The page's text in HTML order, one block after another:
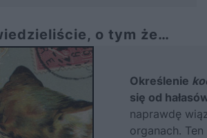
o tym że…
Określenie
się od
naprawdę
organach.